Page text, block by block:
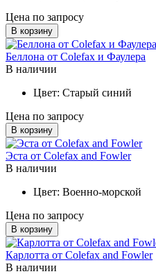
Цена по запросу
В корзину
Беллона от Colefax и Фаулера
В наличии
Цвет: Старый синий
Цена по запросу
В корзину
Эста от Colefax and Fowler
В наличии
Цвет: Военно-морской
Цена по запросу
В корзину
Карлотта от Colefax and Fowler
В наличии